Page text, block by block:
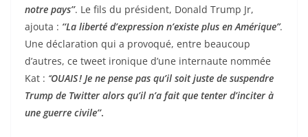
notre pays’’. Le fils du président, Donald Trump Jr,
ajouta : ‘‘La liberté d’expression n’existe plus en Amérique”.
Une déclaration qui a provoqué, entre beaucoup
d’autres, ce tweet ironique d’une internaute nommée
Kat : ‘‘OUAIS ! Je ne pense pas qu’il soit juste de suspendre
Trump de Twitter alors qu’il n’a fait que tenter d’inciter à
une guerre civile’’.